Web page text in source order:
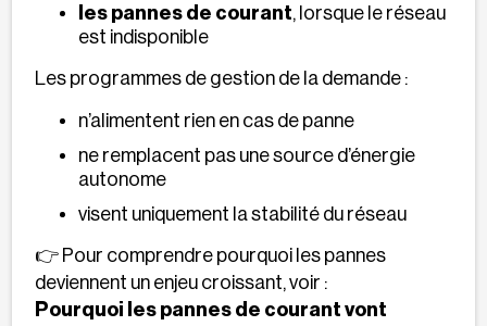
les pannes de courant, lorsque le réseau
est indisponible
Les programmes de gestion de la demande :
n’alimentent rien en cas de panne
ne remplacent pas une source d’énergie
autonome
visent uniquement la stabilité du réseau
👉 Pour comprendre pourquoi les pannes
deviennent un enjeu croissant, voir :
Pourquoi les pannes de courant vont